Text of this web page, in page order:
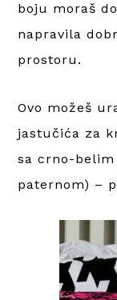
boju moraš
napravila
prostoru.
Ovo možeš
jastučića za
sa crno-
paternom) –